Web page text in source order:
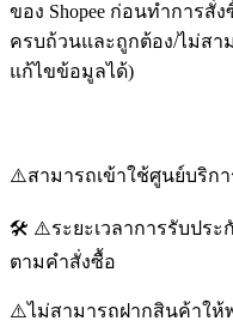
ของ Shopee ก่อนทำการสั่
ครบถ้วนและถูกต้อง/ไม่ส
แก้ไขข้อมูลได้)
⚠️สามารถเข้าใช้ศูนย์บริกา
🛠️ ⚠️ระยะเวลาการรับประ
ตามคำสั่งซื้อ
⚠️ไม่สามารถฝากสินค้าให้